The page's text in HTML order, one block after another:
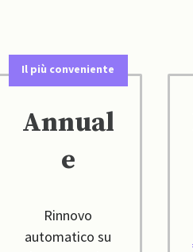
Il più conveniente
Annual
e
Rinnovo
automatico su